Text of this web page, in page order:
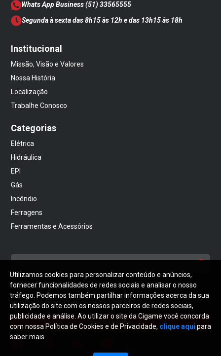
Whats App Business(51) 33565555
Segunda à sexta das 8h15 às 12h e das 13h15 às 18h
Institucional
Missão, Visão e Valores
Nossa História
Localização
Trabalhe Conosco
Categorias
Elétrica
Hidráulica
EPI
Gás
Incêndio
Ferragens
Ferramentas e Acessórios
NEWSLETTER
Receba notícias atualizadas da CIGAME
Quero receber
Utilizamos cookies para personalizar conteúdo e anúncios,
fornecer funcionalidades de redes sociais e analisar o nosso
tráfego. Podemos também partilhar informações acerca da sua
utilização do site com os nossos parceiros de redes sociais,
publicidade e análise. Ao utilizar o site da Cigame você concorda
com nossa Política de Cookies e de Privacidade, clique aqui para
saber mais.